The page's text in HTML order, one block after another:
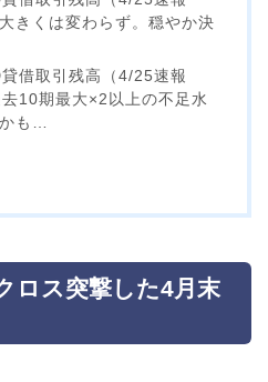
きくは変わらず。穏やか決
借取引残高（4/25速報
10期最大×2以上の不足水
も…
ロス突撃した4月末